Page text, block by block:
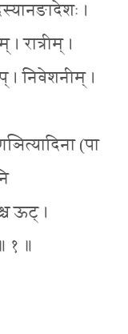
।
रात्रीम् ।
। निवेशनीम् ।
(पा
ऊट् ।
१ ॥